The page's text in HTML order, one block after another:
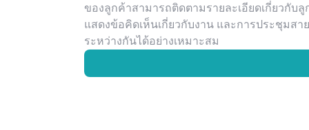
ของลูกค้าสามารถติดตามรายละเอียดเกี่ยวกับ
แสดงข้อคิดเห็นเกี่ยวกับงาน และการประชุมส
ระหว่างกันได้อย่างเหมาะสม